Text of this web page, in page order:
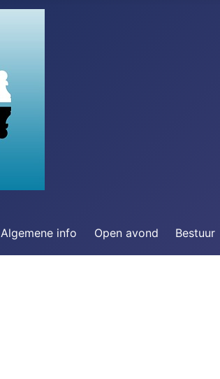
Algemene info Open avond Bestuur